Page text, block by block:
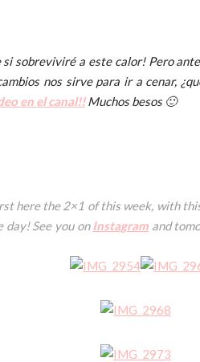
sobreviviré a este calor! Pero
nos sirve para ir a cenar,
en el canal!!Muchos besos 🙂
here the 2×1 of this week, with
day! See you on Instagram and